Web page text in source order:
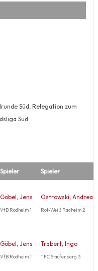
Süd, Relegation zum
Süd
Spieler Spieler
Göbel, Jens
VfB Rodheim 1
Ostrowski, Andreas
Rot-Weiß Radheim 2
Göbel, Jens
VfB Rodheim 1
Trabert, Ingo
TFC Staufenberg 3